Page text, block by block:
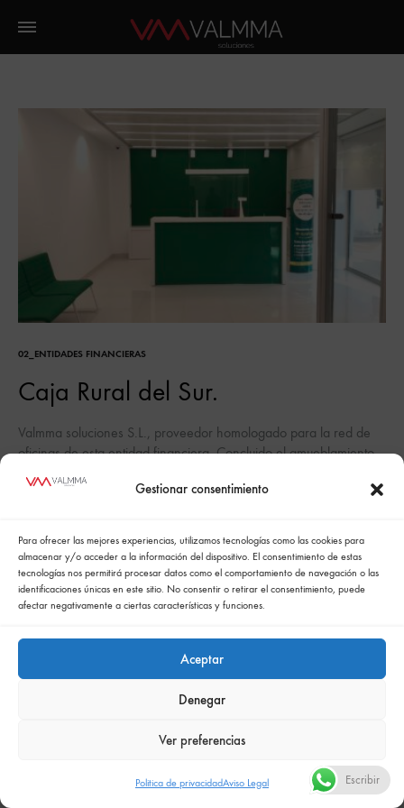
Gestionar consentimiento
Para ofrecer las mejores experiencias, utilizamos tecnologías como las cookies para
almacenar y/o acceder a la información del dispositivo. El consentimiento de estas
tecnologías nos permitirá procesar datos como el comportamiento de navegación o las
identificaciones únicas en este sitio. No consentir o retirar el consentimiento, puede
afectar negativamente a ciertas características y funciones.
Aceptar
Denegar
Ver preferencias
Politica de privacidadAviso Legal
02_ENTIDADES FINANCIERAS
Caja Rural del Sur.
Valmma soluciones S.L., proveedor homologado para la red de
oficinas de esta entidad financiera. Concluido el amueblamiento
#diseñodeinteriores #oficina
OCTUBRE 7, 2022
Política integrada de gestión
Escribir